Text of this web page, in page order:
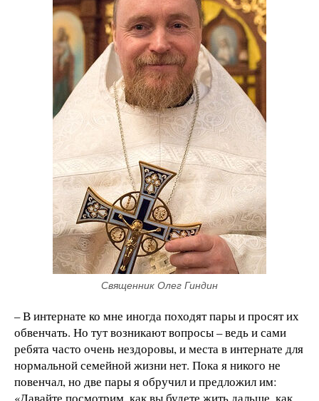
Священник Олег Гиндин
– В интернате ко мне иногда походят пары и просят их
обвенчать. Но тут возникают вопросы – ведь и сами
ребята часто очень нездоровы, и места в интернате для
нормальной семейной жизни нет. Пока я никого не
повенчал, но две пары я обручил и предложил им: